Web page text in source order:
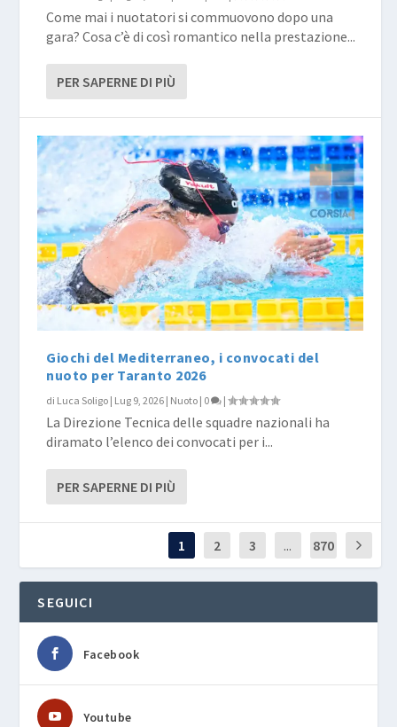
Come mai i nuotatori si commuovono dopo una
gara? Cosa c’è di così romantico nella prestazione...
PER SAPERNE DI PIÙ
Giochi del Mediterraneo, i convocati del
nuoto per Taranto 2026
di Luca Soligo | Lug 9, 2026 | Nuoto | 0 |
La Direzione Tecnica delle squadre nazionali ha
diramato l’elenco dei convocati per i...
PER SAPERNE DI PIÙ
1 2 3 ... 870
SEGUICI
Facebook
Youtube